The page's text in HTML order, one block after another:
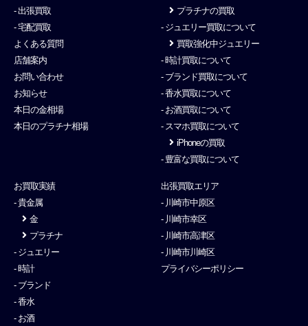
- 出張買取
- 宅配買取
よくある質問
店舗案内
お問い合わせ
お知らせ
本日の金相場
本日のプラチナ相場
プラチナの買取
- ジュエリー買取について
買取強化中ジュエリー
- 時計買取について
- ブランド買取について
- 香水買取について
- お酒買取について
- スマホ買取について
iPhoneの買取
- 豊富な買取について
お買取実績
- 貴金属
金
プラチナ
- ジュエリー
- 時計
- ブランド
- 香水
- お酒
出張買取エリア
- 川崎市中原区
- 川崎市幸区
- 川崎市高津区
- 川崎市川崎区
プライバシーポリシー